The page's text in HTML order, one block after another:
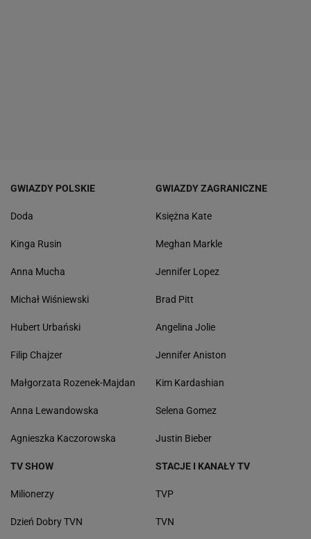
GWIAZDY POLSKIE
Doda
Kinga Rusin
Anna Mucha
Michał Wiśniewski
Hubert Urbański
Filip Chajzer
Małgorzata Rozenek-Majdan
Anna Lewandowska
Agnieszka Kaczorowska
GWIAZDY ZAGRANICZNE
Księżna Kate
Meghan Markle
Jennifer Lopez
Brad Pitt
Angelina Jolie
Jennifer Aniston
Kim Kardashian
Selena Gomez
Justin Bieber
TV SHOW
Milionerzy
Dzień Dobry TVN
STACJE I KANAŁY TV
TVP
TVN